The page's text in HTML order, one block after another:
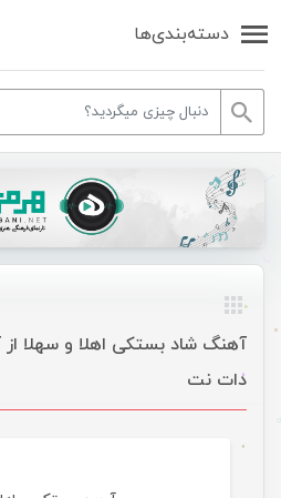
دسته‌بندی‌ها
آهنگ شاد بستکی اهلا و سهلا از
دات نت